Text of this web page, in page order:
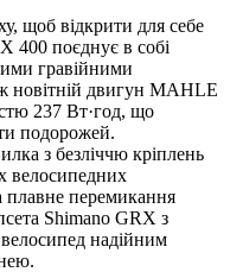
щоб відкрити для себе
400 поєднує в собі
гравійними
новітній двигун MAHLE
237 Вт·год, що
подорожей.
з безліччю кріплень
велосипедних
перемикання
Shimano GRX з
надійним